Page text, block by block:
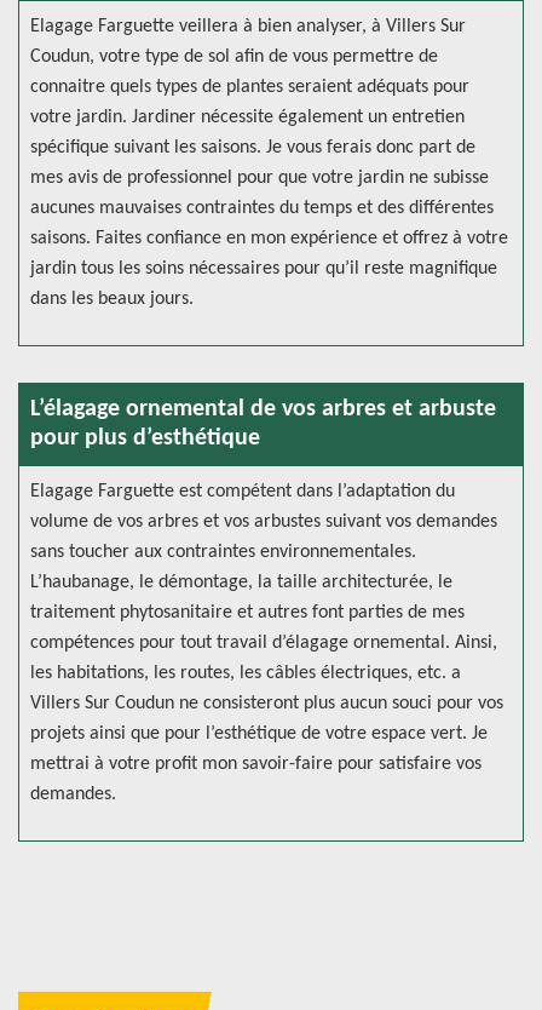
Elagage Farguette veillera à bien analyser, à Villers Sur
Coudun, votre type de sol afin de vous permettre de
connaitre quels types de plantes seraient adéquats pour
votre jardin. Jardiner nécessite également un entretien
spécifique suivant les saisons. Je vous ferais donc part de
mes avis de professionnel pour que votre jardin ne subisse
aucunes mauvaises contraintes du temps et des différentes
saisons. Faites confiance en mon expérience et offrez à votre
jardin tous les soins nécessaires pour qu’il reste magnifique
dans les beaux jours.
L’élagage ornemental de vos arbres et arbuste
pour plus d’esthétique
Elagage Farguette est compétent dans l’adaptation du
volume de vos arbres et vos arbustes suivant vos demandes
sans toucher aux contraintes environnementales.
L’haubanage, le démontage, la taille architecturée, le
traitement phytosanitaire et autres font parties de mes
compétences pour tout travail d’élagage ornemental. Ainsi,
les habitations, les routes, les câbles électriques, etc. a
Villers Sur Coudun ne consisteront plus aucun souci pour vos
projets ainsi que pour l’esthétique de votre espace vert. Je
mettrai à votre profit mon savoir-faire pour satisfaire vos
demandes.